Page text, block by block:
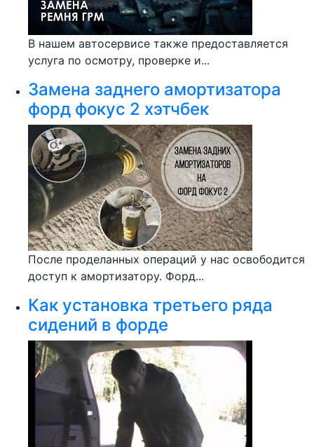
В нашем автосервисе также предоставляется
услуга по осмотру, проверке и...
Замена заднего амортизатора
форд фокус 2 хэтчбек
После проделанных операций у нас освободится
доступ к амортизатору. Форд...
Как установка третьего ряда
сидений в форде